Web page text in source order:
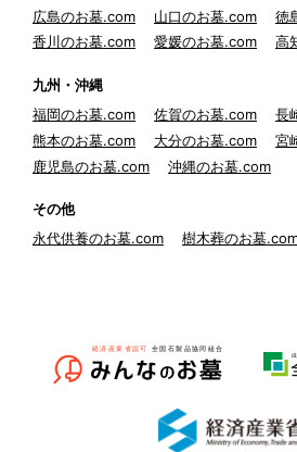
広島のお墓.com
山口のお墓.com
徳
香川のお墓.com
愛媛のお墓.com 高
九州・沖縄
福岡のお墓.com
佐賀のお墓.com
長
熊本のお墓.com
大分のお墓.com
宮
鹿児島のお墓.com
沖縄のお墓.com
その他
永代供養のお墓.com
樹木葬のお墓